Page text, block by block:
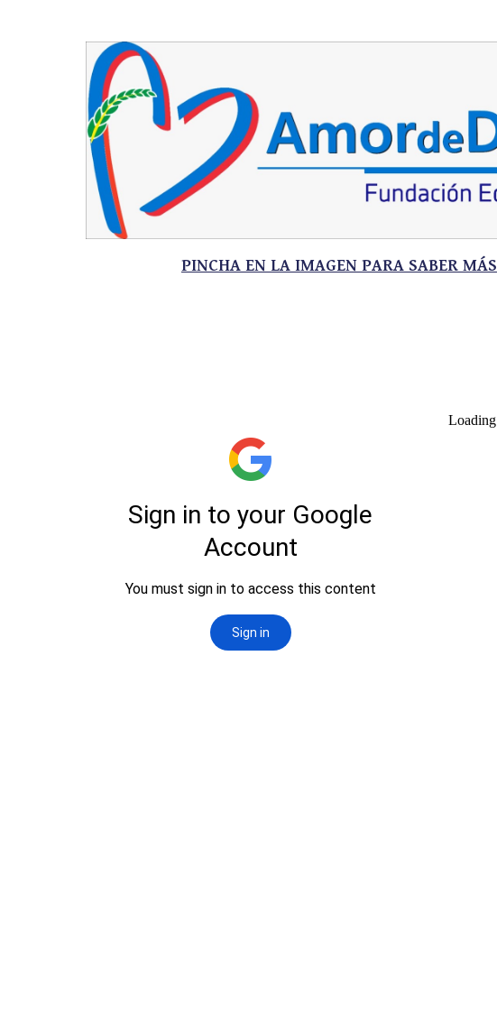
PINCHA EN LA IMAGEN PARA SABER MÁS